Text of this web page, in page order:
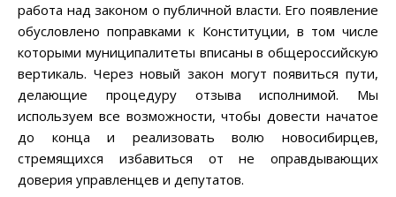
работа над законом о публичной власти. Его появление
обусловлено поправками к Конституции, в том числе
которыми муниципалитеты вписаны в общероссийскую
вертикаль. Через новый закон могут появиться пути,
делающие процедуру отзыва исполнимой. Мы
используем все возможности, чтобы довести начатое
до конца и реализовать волю новосибирцев,
стремящихся избавиться от не оправдывающих
доверия управленцев и депутатов.